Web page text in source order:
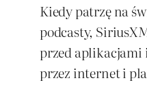
Kiedy patrzę na
podcasty,
przed aplikacjami
przez internet i